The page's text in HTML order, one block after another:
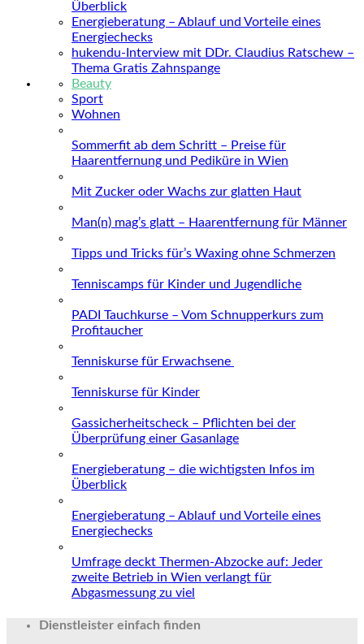
Überblick
Energieberatung – Ablauf und Vorteile eines
Energiechecks
hukendu-Interview mit DDr. Claudius Ratschew –
Thema Gratis Zahnspange
Beauty
Sport
Wohnen
Sommerfit ab dem Schritt – Preise für
Haarentfernung und Pediküre in Wien
Mit Zucker oder Wachs zur glatten Haut
Man(n) mag’s glatt – Haarentfernung für Männer
Tipps und Tricks für’s Waxing ohne Schmerzen
Tenniscamps für Kinder und Jugendliche
PADI Tauchkurse – Vom Schnupperkurs zum
Profitaucher
Tenniskurse für Erwachsene
Tenniskurse für Kinder
Gassicherheitscheck – Pflichten bei der
Überprüfung einer Gasanlage
Energieberatung – die wichtigsten Infos im
Überblick
Energieberatung – Ablauf und Vorteile eines
Energiechecks
Umfrage deckt Thermen-Abzocke auf: Jeder
zweite Betrieb in Wien verlangt für
Abgasmessung zu viel
Dienstleister einfach finden